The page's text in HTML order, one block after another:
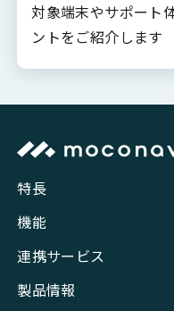
対象端末やサポート
ントをご紹介します
特長
機能
連携サービス
製品情報